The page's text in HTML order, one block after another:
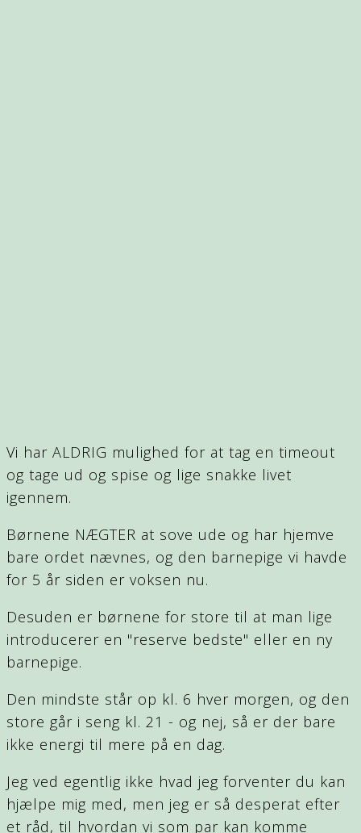
Vi har ALDRIG mulighed for at tag en timeout
og tage ud og spise og lige snakke livet
igennem.
Børnene NÆGTER at sove ude og har hjemve
bare ordet nævnes, og den barnepige vi havde
for 5 år siden er voksen nu.
Desuden er børnene for store til at man lige
introducerer en "reserve bedste" eller en ny
barnepige.
Den mindste står op kl. 6 hver morgen, og den
store går i seng kl. 21 - og nej, så er der bare
ikke energi til mere på en dag.
Jeg ved egentlig ikke hvad jeg forventer du kan
hjælpe mig med, men jeg er så desperat efter
et råd, til hvordan vi som par kan komme